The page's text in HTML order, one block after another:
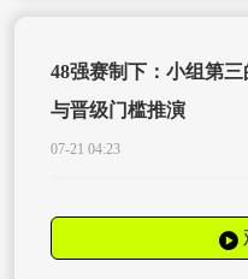
48强赛制下：小组第
与晋级门槛推演
07-21 04:23